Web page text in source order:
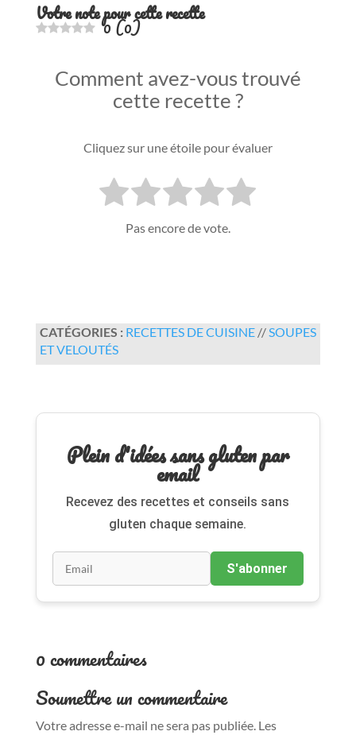
Votre note pour cette recette
0(0)
Comment avez-vous trouvé
cette recette ?
Cliquez sur une étoile pour évaluer
Pas encore de vote.
CATÉGORIES : RECETTES DE CUISINE//SOUPES
ET VELOUTÉS
Plein d'idées sans gluten par
email
Recevez des recettes et conseils sans
gluten chaque semaine.
S'abonner
0 commentaires
Soumettre un commentaire
Votre adresse e-mail ne sera pas publiée. Les